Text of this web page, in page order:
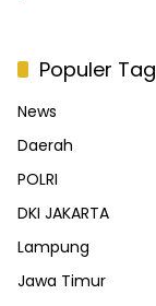
Populer Tag
News
Daerah
POLRI
DKI JAKARTA
Lampung
Jawa Timur